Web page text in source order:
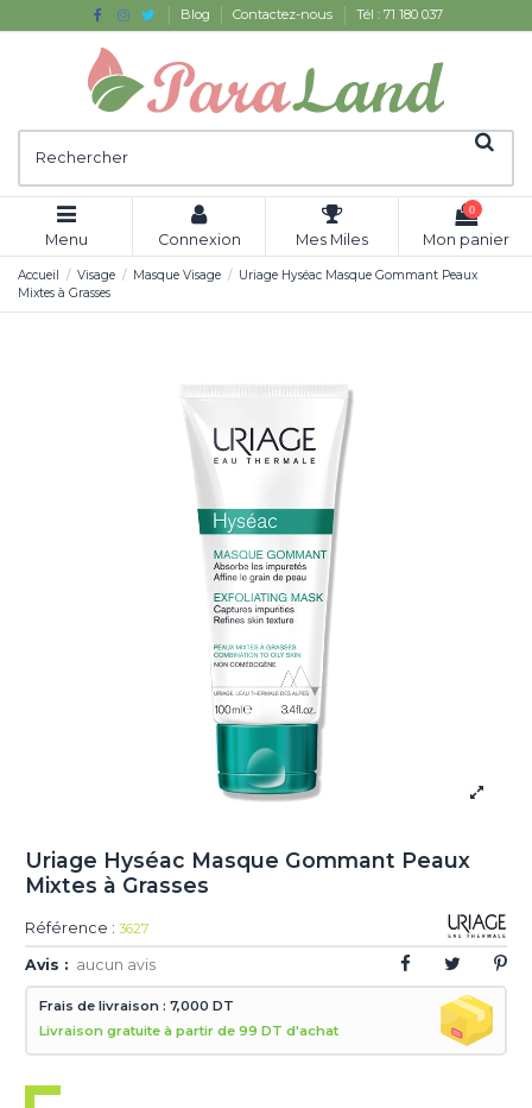
Blog Contactez-nous Tél : 71 180 037
Menu Connexion Mes Miles
0
Mon panier
Accueil Visage Masque Visage
Uriage Hyséac Masque Gommant Peaux
Mixtes à Grasses
Uriage Hyséac Masque Gommant Peaux
Mixtes à Grasses
Référence : 3627
Avis : aucun avis
Frais de livraison : 7,000 DT
Livraison gratuite à partir de 99 DT d'achat